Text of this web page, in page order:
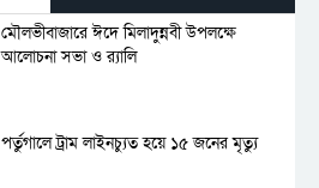
মৌলভীবাজারে ঈদে মিলাদুন্নবী উপলক্ষে
আলোচনা সভা ও র‍্যালি
পর্তুগালে ট্রাম লাইনচ্যুত হয়ে ১৫ জনের মৃত্যু